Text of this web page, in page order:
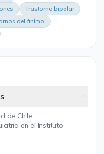
Trastorno bipolar
del ánimo
de Chile
en el Instituto